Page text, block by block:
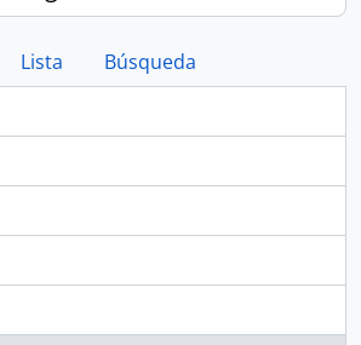
Lista
Búsqueda